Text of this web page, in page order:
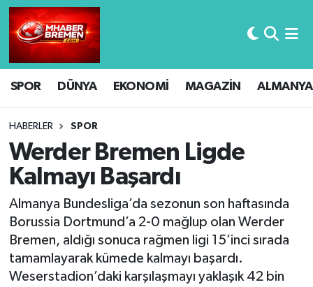
SPOR DÜNYA EKONOMİ MAGAZİN ALMANYA
HABERLER SPOR
Werder Bremen Ligde
Kalmayı Başardı
Almanya Bundesliga’da sezonun son haftasında
Borussia Dortmund’a 2-0 mağlup olan Werder
Bremen, aldığı sonuca rağmen ligi 15’inci sırada
tamamlayarak kümede kalmayı başardı.
Weserstadion’daki karşılaşmayı yaklaşık 42 bin
Hava Durumu
Trafik Durumu
Süper Lig Puan Durumu ve Fikstür
Tüm Manşetler